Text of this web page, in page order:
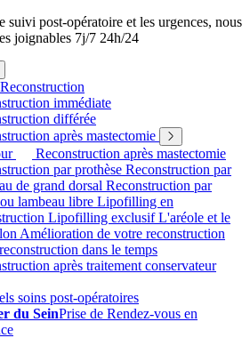
suivi post-opératoire et les urgences, nous
joignables 7j/7 24h/24
Reconstruction
immédiate
différée
après mastectomie
Reconstruction après mastectomie
par prothèse Reconstruction par
de grand dorsal Reconstruction par
lambeau libre Lipofilling en
Lipofilling exclusifL'aréole et le
Amélioration de votre reconstruction
dans le temps
après traitement conservateur
soins post-opératoires
du SeinPrise de Rendez-vous en